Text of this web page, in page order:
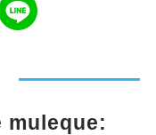
muleque: